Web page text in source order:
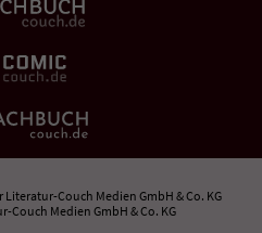
Literatur-Couch Medien GmbH & Co. KG
Medien GmbH & Co. KG